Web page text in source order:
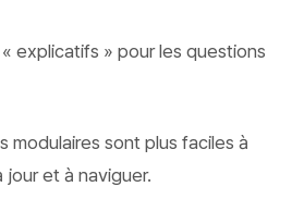
explicatifs » pour les questions
modulaires sont plus faciles à
et à naviguer.